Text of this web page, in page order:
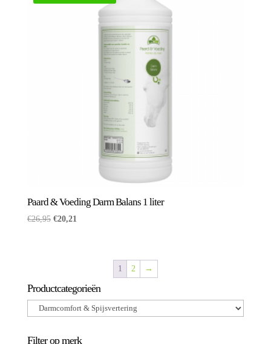
Paard & Voeding Darm Balans 1 liter
€26,95 Oorspronkelijke
€20,21
1
2 →
Productcategorieën
Filter op merk